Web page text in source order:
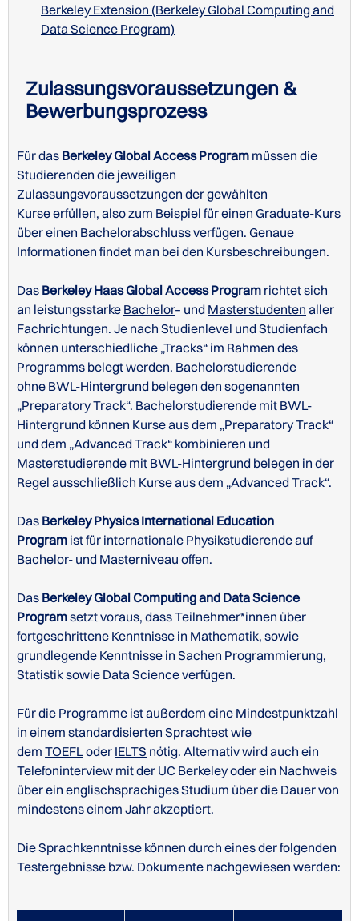
Immersive Program in Data
Analysis
12275USD
STUDIENGÄNGE/KURSE IN ENGLISCH
Berkeley Extension (Berkeley Global Computing and
Data Science Program)
Zulassungsvoraussetzungen &
Bewerbungsprozess
Für das Berkeley Global Access Program müssen die
Studierenden die jeweiligen
Zulassungsvoraussetzungen der gewählten
Kurse erfüllen, also zum Beispiel für einen Graduate-Kurs
über einen Bachelorabschluss verfügen. Genaue
Informationen findet man bei den Kursbeschreibungen.
Das Berkeley Haas Global Access Program richtet sich
an leistungsstarke Bachelor– und Masterstudenten aller
Fachrichtungen. Je nach Studienlevel und Studienfach
können unterschiedliche „Tracks“ im Rahmen des
Programms belegt werden. Bachelorstudierende
ohne BWL-Hintergrund belegen den sogenannten
„Preparatory Track“. Bachelorstudierende mit BWL-
Hintergrund können Kurse aus dem „Preparatory Track“
und dem „Advanced Track“ kombinieren und
Masterstudierende mit BWL-Hintergrund belegen in der
Regel ausschließlich Kurse aus dem „Advanced Track“.
Das Berkeley Physics International Education
Program ist für internationale Physikstudierende auf
Bachelor- und Masterniveau offen.
Das Berkeley Global Computing and Data Science
Programsetzt voraus, dass Teilnehmer*innen über
fortgeschrittene Kenntnisse in Mathematik, sowie
grundlegende Kenntnisse in Sachen Programmierung,
Statistik sowie Data Science verfügen.
Für die Programme ist außerdem eine Mindestpunktzahl
in einem standardisierten Sprachtestwie
dem TOEFLoder IELTS nötig. Alternativ wird auch ein
Telefoninterview mit der UC Berkeley oder ein Nachweis
über ein englischsprachiges Studium über die Dauer von
mindestens einem Jahr akzeptiert.
Die Sprachkenntnisse können durch eines der folgenden
Testergebnisse bzw. Dokumente nachgewiesen werden: